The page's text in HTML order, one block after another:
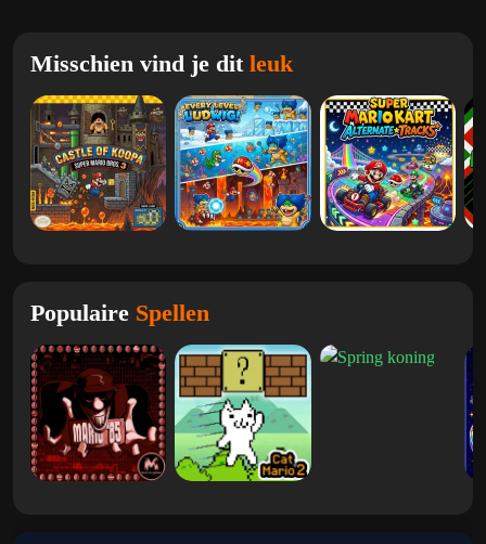
Misschien vind je dit leuk
Super Mario
Populaire Spellen